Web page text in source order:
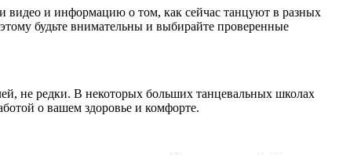
видео и информацию о том, как сейчас танцуют в разных
будьте внимательны и выбирайте проверенные
не редки. В некоторых больших танцевальных школах
о вашем здоровье и комфорте.